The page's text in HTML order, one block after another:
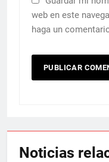
web en este
haga un
Noticias